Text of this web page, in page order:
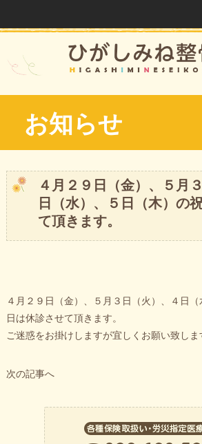
お知らせ
４月２９日（金）、５月
日（水）、５日（木）の
て頂きます。
４月２９日（金）、５月３日（火）、４日
日は休診させて頂きます。
ご迷惑をお掛けしますが宜しくお願い致しま
次の記事へ